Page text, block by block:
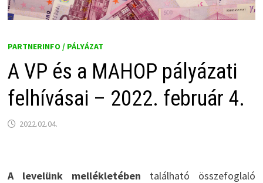
PARTNERINFO / PÁLYÁZAT
A VP és a MAHOP pályázati
felhívásai – 2022. február 4.
2022.02.04.
A levelünk mellékletében található összefoglaló